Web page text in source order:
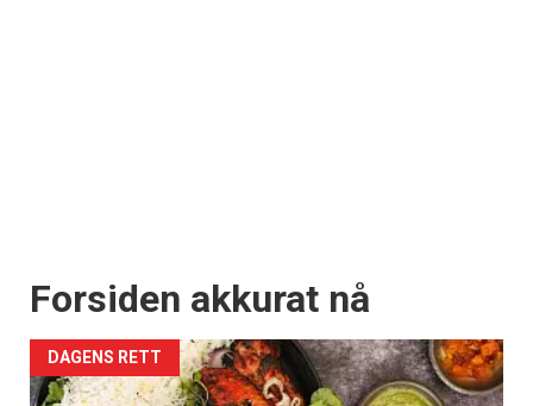
Forsiden akkurat nå
DAGENS RETT